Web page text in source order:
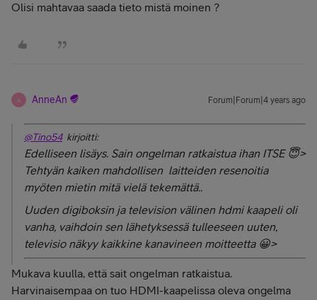
Olisi mahtavaa saada tieto mistä moinen ?
A AnneAn Forum|Forum|4 years ago
@Tino54kirjoitti:
Edelliseen lisäys. Sain ongelman ratkaistua ihan ITSE 😇>
Tehtyän kaiken mahdollisen laitteiden resenoitia
myöten mietin mitä vielä tekemättä..
Uuden digiboksin ja television välinen hdmi kaapeli oli
vanha, vaihdoin sen lähetyksessä tulleeseen uuten,
televisio näkyy kaikkine kanavineen moitteetta 😀>
Mukava kuulla, että sait ongelman ratkaistua.
Harvinaisempaa on tuo HDMI-kaapelissa oleva ongelma